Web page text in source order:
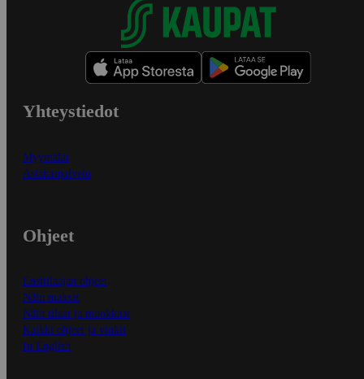
Yhteystiedot
Myymälät
Asiakaspalvelu
Ohjeet
Ensitilaajan ohjeet
Näin maksat
Näin tilaat ja muokkaat
Kaikki ohjeet ja vinkit
In English